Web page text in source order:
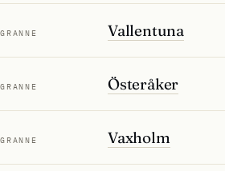
GRANNE Vallentuna
GRANNE Österåker
GRANNE Vaxholm